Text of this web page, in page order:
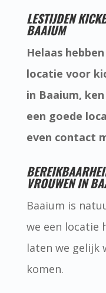
LESTIJDEN
BAAIUM
Helaas
locatie voor
in Baaium,
een goede
even contact
VROUWEN IN
Baaium is
we een locatie
laten we gelijk
komen.